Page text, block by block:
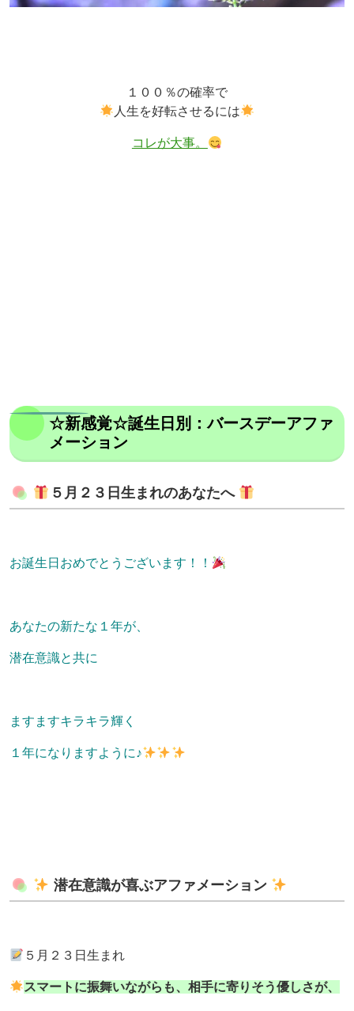
１００％の確率で
人生を好転させるには
コレが大事。
☆新感覚☆誕生日別：バースデーアファ
メーション
５月２３日生まれのあなたへ
お誕生日おめでとうございます！！
あなたの新たな１年が、
潜在意識と共に
ますますキラキラ輝く
１年になりますように♪
潜在意識が喜ぶアファメーション
５月２３日生まれ
スマートに振舞いながらも、相手に寄りそう優しさが、